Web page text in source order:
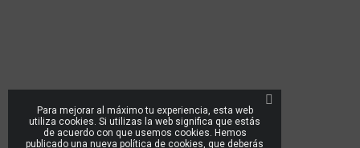
Para mejorar al máximo tu experiencia, esta web
utiliza cookies. Si utilizas la web significa que estás
de acuerdo con que usemos cookies. Hemos
publicado una nueva política de cookies, que deberás